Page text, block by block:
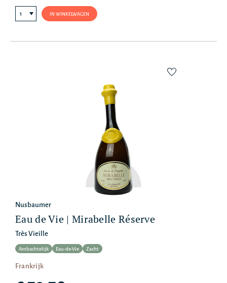
IN WINKELWAGEN
Nusbaumer
Eau de Vie | Mirabelle Réserve
Très Vieille
Ambachtelijk Eau-de-Vie Zacht
Frankrijk